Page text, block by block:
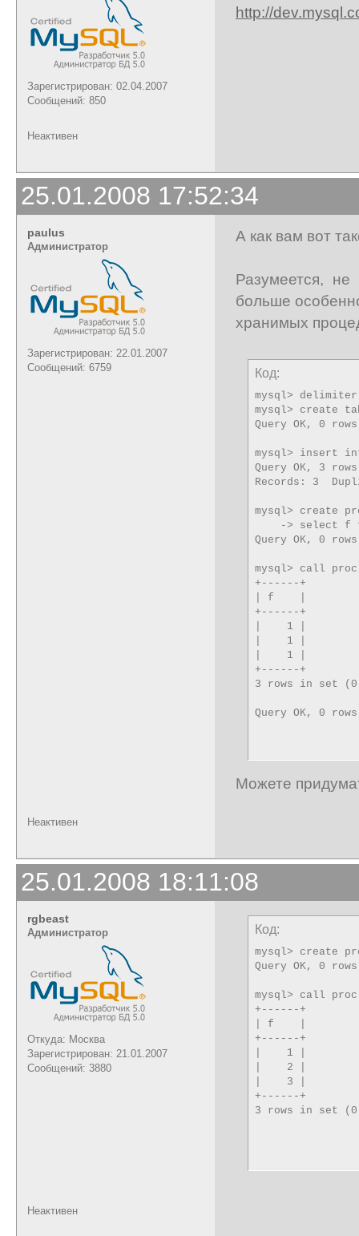
Зарегистрирован: 02.04.2007
Сообщений: 850
http://
Неактивен
25.01.2008 17:52:34
paulus
Администратор
Зарегистрирован: 22.01.2007
Сообщений: 6759
А как вам вот
Разумеется,
больше
хранимых
Код:
mysql>
mysql> create
Query OK, 0
mysql> insert
Query OK, 3
Records: 3
mysql> create
-> select f
Query OK, 0
mysql> call
+------+
| f    |
+------+
|    1 |
|    1 |
|    1 |
+------+
3 rows in set
Query OK, 0
Можете
Неактивен
25.01.2008 18:11:08
rgbeast
Администратор
Откуда: Москва
Зарегистрирован: 21.01.2007
Сообщений: 3880
Код:
mysql> create
Query OK, 0
mysql> call
+------+
| f    |
+------+
|    1 |
|    2 |
|    3 |
+------+
3 rows in set
Неактивен